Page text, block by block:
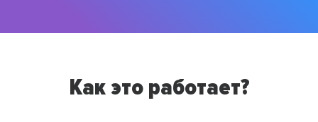
Как это работает?